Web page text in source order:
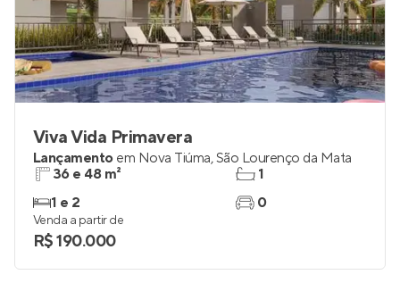
Viva Vida Primavera
Lançamento em Nova Tiúma,São Lourenço da Mata
36 e 48 m²
1 e 2
1
0
Venda a partir de
R$ 190.000